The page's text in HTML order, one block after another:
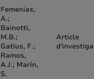
Femenias,
A.;
Bainotti,
M.B.;
Gatius, F.;
Ramos,
A.J.; Marín,
S.
Article